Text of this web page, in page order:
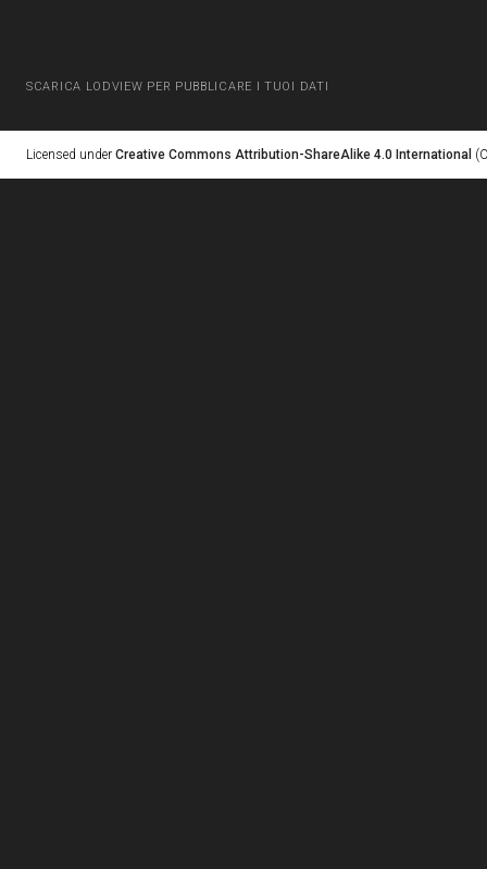
SCARICA LODVIEW PER PUBBLICARE I TUOI DATI
Licensed under Creative Commons Attribution-ShareAlike 4.0 International